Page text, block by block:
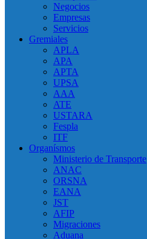
Negocios
Empresas
Servicios
Gremiales
APLA
APA
APTA
UPSA
AAA
ATE
USTARA
Fespla
ITF
Organísmos
Ministerio de Transporte
ANAC
ORSNA
EANA
JST
AFIP
Migraciones
Aduana